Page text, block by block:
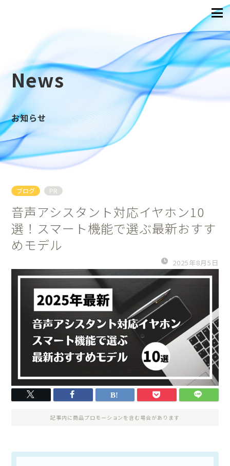
News
お知らせ
ブログ PR
音声アシスタント対応イヤホン10
選！スマート機能で選ぶ最新おすす
めモデル
2025年8月5日
記事内に商品プロモーションを含む場合があります